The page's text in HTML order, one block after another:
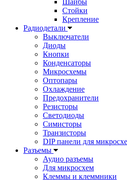
Стойки
Крепление
Радиодетали
Выключатели
Диоды
Кнопки
Конденсаторы
Микросхемы
Оптопары
Охлаждение
Предохранители
Резисторы
Светодиоды
Симисторы
Транзисторы
DIP панели для
Разъемы
Аудио разъемы
Для микросхем
Клеммы и клеммники